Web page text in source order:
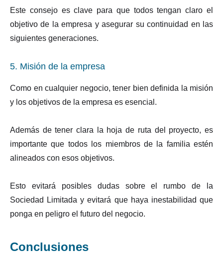
Este consejo es clave para que todos tengan claro el
objetivo de la empresa y asegurar su continuidad en las
siguientes generaciones.
5. Misión de la empresa
Como en cualquier negocio, tener bien definida la misión
y los objetivos de la empresa es esencial.
Además de tener clara la hoja de ruta del proyecto, es
importante que todos los miembros de la familia estén
alineados con esos objetivos.
Esto evitará posibles dudas sobre el rumbo de la
Sociedad Limitada y evitará que haya inestabilidad que
ponga en peligro el futuro del negocio.
Conclusiones